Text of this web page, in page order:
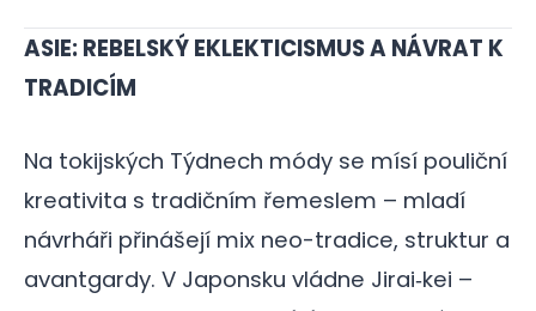
ASIE: REBELSKÝ EKLEKTICISMUS A NÁVRAT K
TRADICÍM
Na tokijských Týdnech módy se mísí pouliční
kreativita s tradičním řemeslem – mladí
návrháři přinášejí mix neo-tradice, struktur a
avantgardy. V Japonsku vládne Jirai‑kei –